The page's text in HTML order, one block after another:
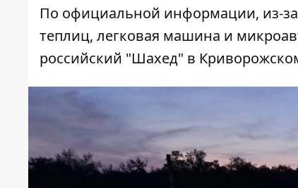
По официальной информации, из-
теплиц, легковая машина и
российский "Шахед" в